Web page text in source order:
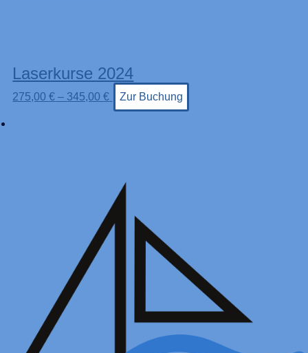
Laserkurse 2024
275,00€ – 345,00€ Zur Buchung